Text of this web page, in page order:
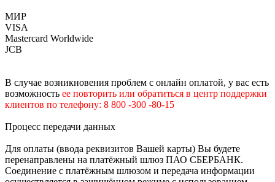
МИР
VISA
Mastercard Worldwide
JCB
В случае возникновения проблем с онлайн оплатой, у вас есть
возможность ее повторить или обратиться в центр поддержки
клиентов по телефону: 8 800 -300 -80-15
Процесс передачи данных
Для оплаты (ввода реквизитов Вашей карты) Вы будете
перенаправлены на платёжный шлюз ПАО СБЕРБАНК.
Соединение с платёжным шлюзом и передача информации